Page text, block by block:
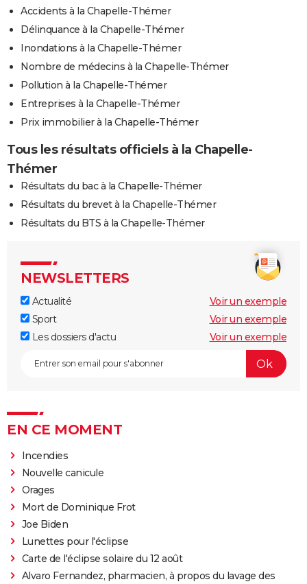
Accidents à la Chapelle-Thémer
Délinquance à la Chapelle-Thémer
Inondations à la Chapelle-Thémer
Nombre de médecins à la Chapelle-Thémer
Pollution à la Chapelle-Thémer
Entreprises à la Chapelle-Thémer
Prix immobilier à la Chapelle-Thémer
Tous les résultats officiels à la Chapelle-
Thémer
Résultats du bac à la Chapelle-Thémer
Résultats du brevet à la Chapelle-Thémer
Résultats du BTS à la Chapelle-Thémer
NEWSLETTERS
Actualité
Voir un exemple
Sport
Voir un exemple
Les dossiers d'actu
Voir un exemple
EN CE MOMENT
Incendies
Nouvelle canicule
Orages
Mort de Dominique Frot
Joe Biden
Lunettes pour l'éclipse
Carte de l'éclipse solaire du 12 août
Alvaro Fernandez, pharmacien, à propos du lavage des